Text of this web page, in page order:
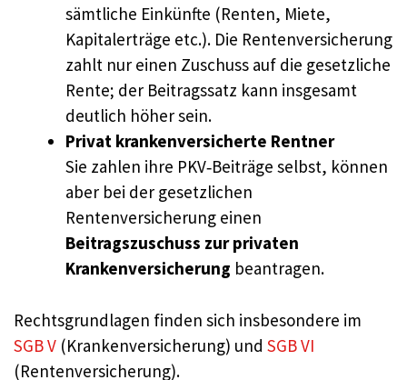
sämtliche Einkünfte (Renten, Miete,
Kapitalerträge etc.). Die Rentenversicherung
zahlt nur einen Zuschuss auf die gesetzliche
Rente; der Beitragssatz kann insgesamt
deutlich höher sein.
Privat krankenversicherte Rentner
Sie zahlen ihre PKV‑Beiträge selbst, können
aber bei der gesetzlichen
Rentenversicherung einen
Beitragszuschuss zur privaten
Krankenversicherung beantragen.
Rechtsgrundlagen finden sich insbesondere im
SGB V (Krankenversicherung) und SGB VI
(Rentenversicherung).